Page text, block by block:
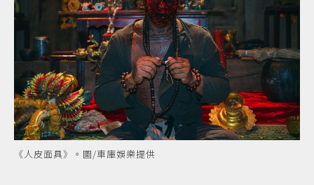
《人皮面具》。圖/車庫娛樂提供